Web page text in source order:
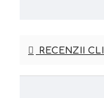
RECENZII